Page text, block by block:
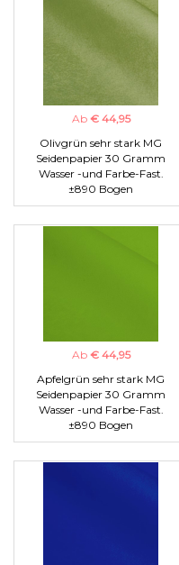
Ab € 44,95
Olivgrün sehr stark MG
Seidenpapier 30 Gramm
Wasser -und Farbe-Fast.
±890 Bogen
Ab € 44,95
Apfelgrün sehr stark MG
Seidenpapier 30 Gramm
Wasser -und Farbe-Fast.
±890 Bogen